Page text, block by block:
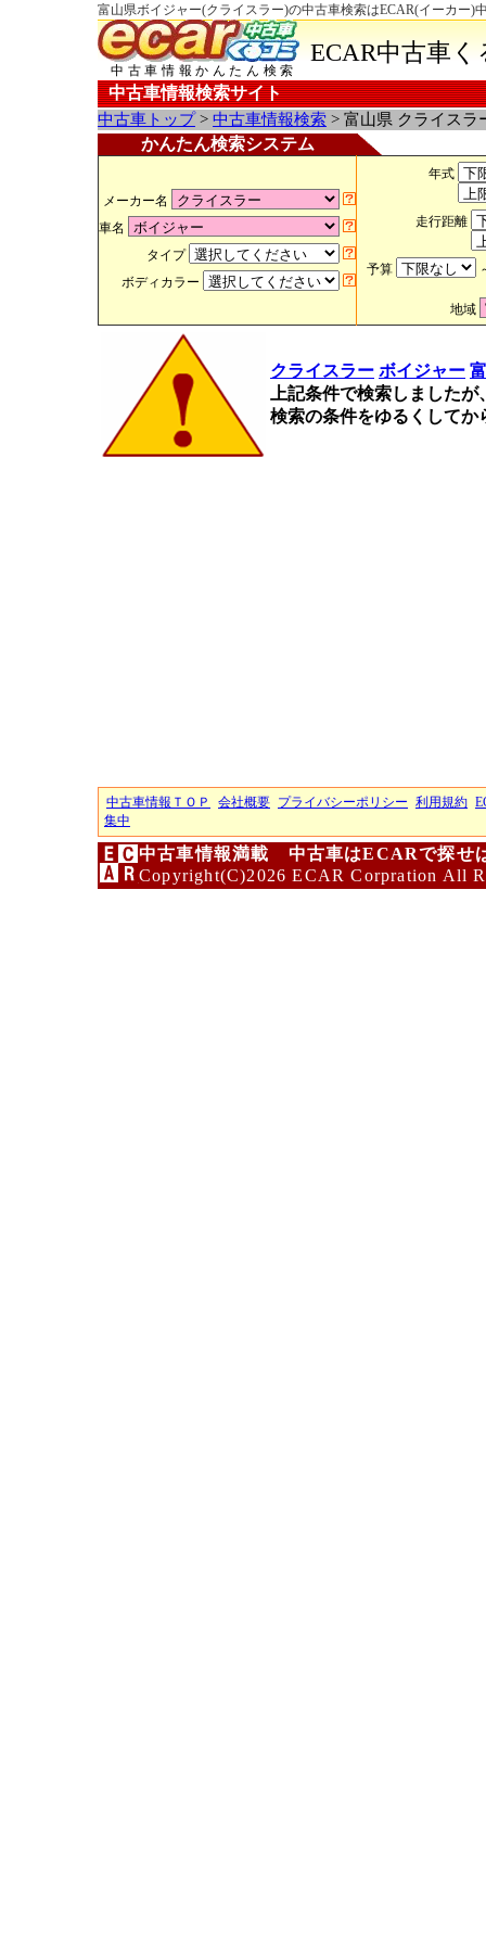
富山県ボイジャー(クライスラー)の中古車検索はECAR(イーカー)
中古車情報かんたん検索
ECAR中古車
中古車情報検索サイト
中古車トップ> 中古車情報検索 > 富山県 クライスラ
かんたん検索システム
メーカー名
車名
タイプ
ボディカラー
年式
走行距離
予算
地域
クライスラー ボイジャー
上記条件で検索しました
検索の条件をゆるくして
中古車情報ＴＯＰ 会社概要 プライバシーポリシー 利用規約
集中
中古車情報満載 中古車はECARで探せ
Copyright(C)2026 ECAR Corpration All